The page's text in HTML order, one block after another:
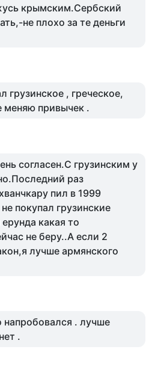
крымским.Сербский
не плохо за те деньги
грузинское , греческое,
меняю привычек .
согласен.С грузинским у
раз
пил в 1999
покупал грузинские
какая то
не беру..А если 2
лучше армянского
напробовался . лучше
.